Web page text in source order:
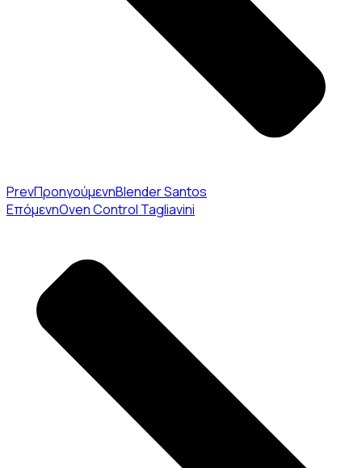
PrevΠροηγούμενηBlender Santos
ΕπόμενηOven Control Tagliavini